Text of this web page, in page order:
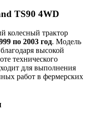
TS90 4WD
колесный трактор
по 2003 год. Модель
высокой
технического
для выполнения
работ в фермерских